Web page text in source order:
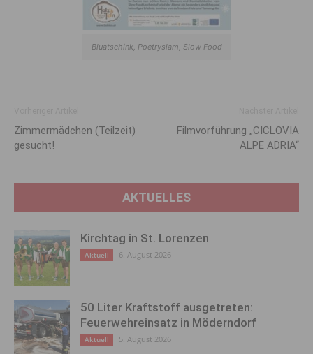
Bluatschink, Poetryslam, Slow Food
Zimmermädchen (Teilzeit)
gesucht!
Filmvorführung „CICLOVIA
ALPE ADRIA“
AKTUELLES
Kirchtag in St. Lorenzen
Aktuell 6. August 2026
50 Liter Kraftstoff ausgetreten:
Feuerwehreinsatz in Möderndorf
Aktuell 5. August 2026